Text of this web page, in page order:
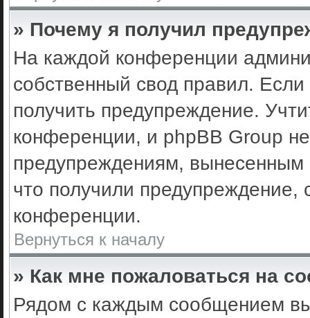
» Почему я получил
На каждой конференции
собственный свод правил.
получить предупреждение.
конференции, и phpBB Group
предупреждениям, вынесенным
что получили предупреждение,
конференции.
Вернуться к началу
» Как мне пожаловаться на
Рядом с каждым сообщением вы